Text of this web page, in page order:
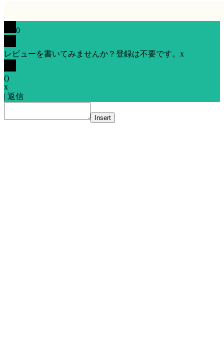
0
レビューを書いてみませんか？登録は不要です。 x
()
x
| 返信
Insert